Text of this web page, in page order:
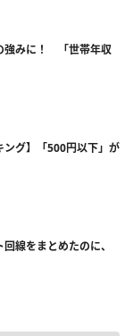
強みに！ 「世帯年収
ング】「500円以下」が
線をまとめたのに、